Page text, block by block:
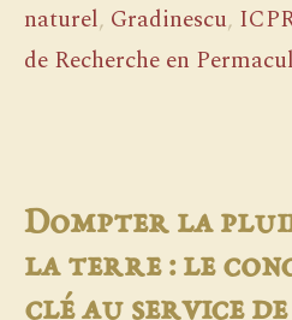
naturel, Gradinescu,
de Recherche en
Dompter la
la terre : le
clé au service